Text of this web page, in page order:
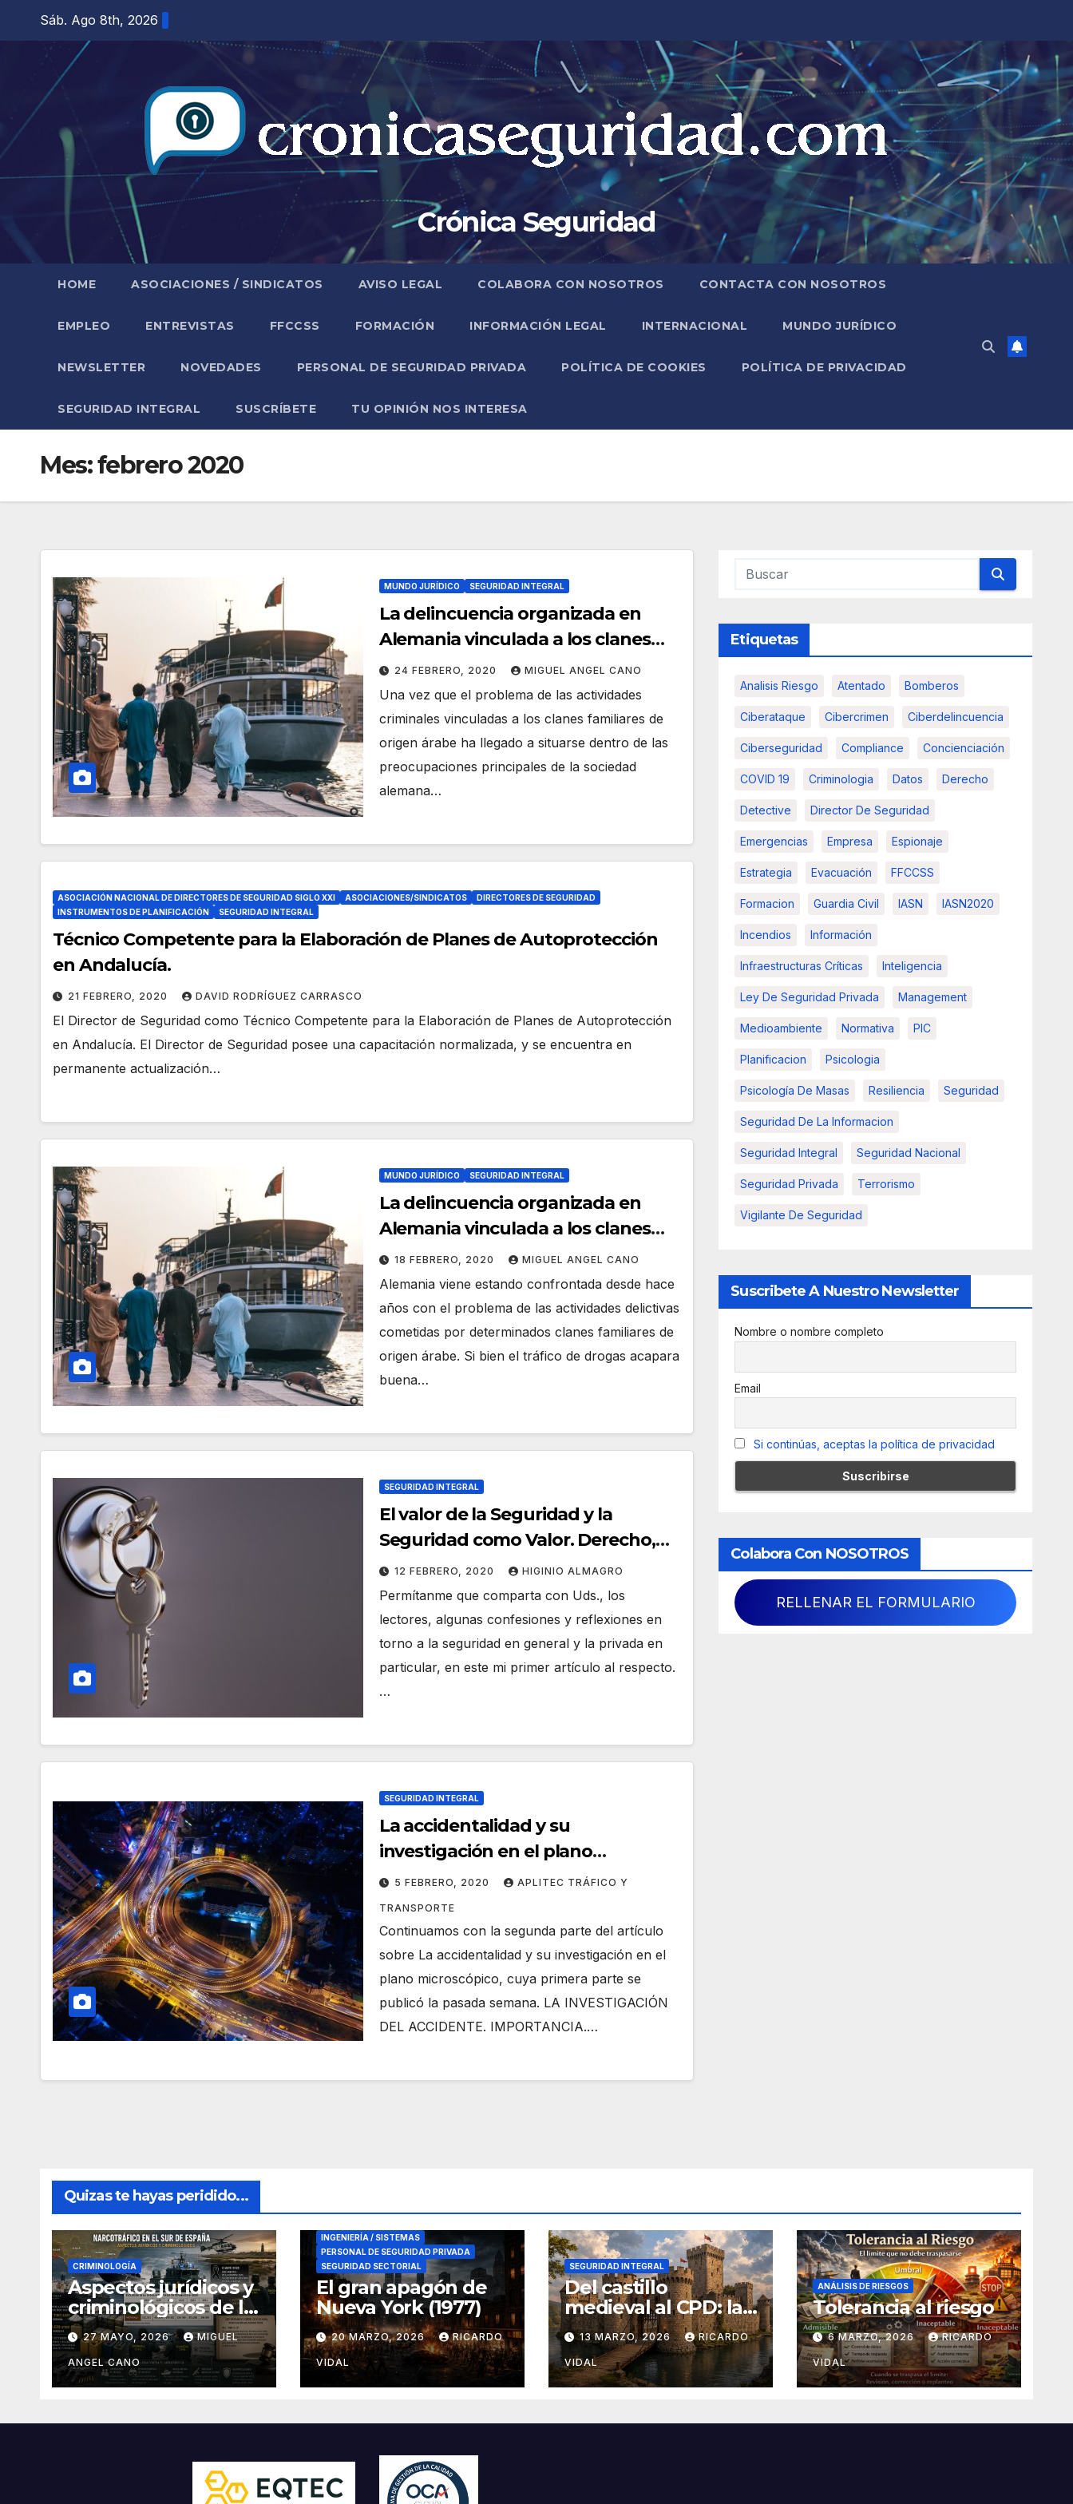
contenido
Sáb. Ago 8th, 2026
Crónica Seguridad
HOME ASOCIACIONES / SINDICATOS AVISO LEGAL COLABORA CON NOSOTROS CONTACTA CON NOSOTROS
EMPLEO ENTREVISTAS FFCCSS FORMACIÓN INFORMACIÓN LEGAL INTERNACIONAL MUNDO JURÍDICO
NEWSLETTER NOVEDADES PERSONAL DE SEGURIDAD PRIVADA POLÍTICA DE COOKIES POLÍTICA DE PRIVACIDAD
SEGURIDAD INTEGRAL SUSCRÍBETE TU OPINIÓN NOS INTERESA
Mes:febrero 2020
MUNDO JURÍDICO SEGURIDAD INTEGRAL
La delincuencia organizada en
Alemania vinculada a los clanes
familiares árabes. Pt. 2.
24 FEBRERO, 2020 MIGUEL ANGEL CANO
Una vez que el problema de las actividades
criminales vinculadas a los clanes familiares de
origen árabe ha llegado a situarse dentro de las
preocupaciones principales de la sociedad
alemana…
ASOCIACIÓN NACIONAL DE DIRECTORES DE SEGURIDAD SIGLO XXI ASOCIACIONES/SINDICATOS
DIRECTORES DE SEGURIDAD
INSTRUMENTOS DE PLANIFICACIÓN
SEGURIDAD INTEGRAL
Técnico Competente para la Elaboración de Planes de Autoprotección
en Andalucía.
21 FEBRERO, 2020 DAVID RODRÍGUEZ CARRASCO
El Director de Seguridad como Técnico Competente para la Elaboración de Planes de Autoprotección
en Andalucía. El Director de Seguridad posee una capacitación normalizada, y se encuentra en
permanente actualización…
MUNDO JURÍDICO SEGURIDAD INTEGRAL
La delincuencia organizada en
Alemania vinculada a los clanes
familiares árabes. Pt. 1.
18 FEBRERO, 2020 MIGUEL ANGEL CANO
Alemania viene estando confrontada desde hace
años con el problema de las actividades delictivas
cometidas por determinados clanes familiares de
origen árabe. Si bien el tráfico de drogas acapara
buena…
SEGURIDAD INTEGRAL
El valor de la Seguridad y la
Seguridad como Valor. Derecho,
Necesidad y Garantía.
12 FEBRERO, 2020 HIGINIO ALMAGRO
Permítanme que comparta con Uds., los
lectores, algunas confesiones y reflexiones en
torno a la seguridad en general y la privada en
particular, en este mi primer artículo al respecto.
…
SEGURIDAD INTEGRAL
La accidentalidad y su
investigación en el plano
microscópico. Pt. 2
5 FEBRERO, 2020 APLITEC TRÁFICO Y
TRANSPORTE
Continuamos con la segunda parte del artículo
sobre La accidentalidad y su investigación en el
plano microscópico, cuya primera parte se
publicó la pasada semana. LA INVESTIGACIÓN
DEL ACCIDENTE. IMPORTANCIA.…
Etiquetas
Analisis Riesgo Atentado Bomberos
Ciberataque Cibercrimen Ciberdelincuencia
Ciberseguridad Compliance Concienciación
COVID 19 Criminologia Datos Derecho
Detective Director De Seguridad
Emergencias Empresa Espionaje
Estrategia Evacuación FFCCSS
Formacion Guardia Civil IASN IASN2020
Incendios Información
Infraestructuras Críticas Inteligencia
Ley De Seguridad Privada Management
Medioambiente Normativa PIC
Planificacion Psicologia
Psicología De Masas Resiliencia Seguridad
Seguridad De La Informacion
Seguridad Integral Seguridad Nacional
Seguridad Privada Terrorismo
Vigilante De Seguridad
Suscribete A Nuestro Newsletter
Nombre o nombre completo
Email
Si continúas, aceptas la política de privacidad
Colabora Con NOSOTROS
RELLENAR EL FORMULARIO
Quizas te hayas peridido...
CRIMINOLOGÍA
Aspectos jurídicos y
criminológicos de la
actual lucha contra
el narcotráfico en el
sur de España
27 MAYO, 2026 MIGUEL
ANGEL CANO
INGENIERÍA / SISTEMAS
PERSONAL DE SEGURIDAD PRIVADA
SEGURIDAD SECTORIAL
El gran apagón de
Nueva York (1977)
20 MARZO, 2026 RICARDO
VIDAL
SEGURIDAD INTEGRAL
Del castillo
medieval al CPD: la
seguridad por capas
13 MARZO, 2026 RICARDO
VIDAL
ANÁLISIS DE RIESGOS
Tolerancia al riesgo
6 MARZO, 2026 RICARDO
VIDAL